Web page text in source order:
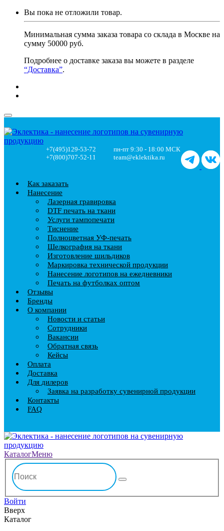
Вы пока не отложили товар.
Минимальная сумма заказа товара со склада в Москве на
сумму 50000 руб.
Подробнее о доставке заказа вы можете в разделе
“Доставка”.
+7(495)129-53-72
+7(800)707-52-11
пн-пт 9:30 - 18:00 МСК
team@eklektika.ru
Как заказать
Нанесение
Лазерная гравировка
DTF печать на ткани
Услуги тампопечати
Тиснение
Полноцветная УФ-печать
Шелкография на ткани
Изготовление шильдиков
Маркировка технической продукции
Нанесение логотипов на ежедневники
Печать на футболках оптом
Отзывы
Бренды
О компании
Новости и статьи
Сотрудники
Вакансии
Обратная связь
Кейсы
Оплата
Доставка
Для дилеров
Заявка на разработку сувенирной продукции
Контакты
FAQ
КаталогМеню
Войти
Вверх
Каталог